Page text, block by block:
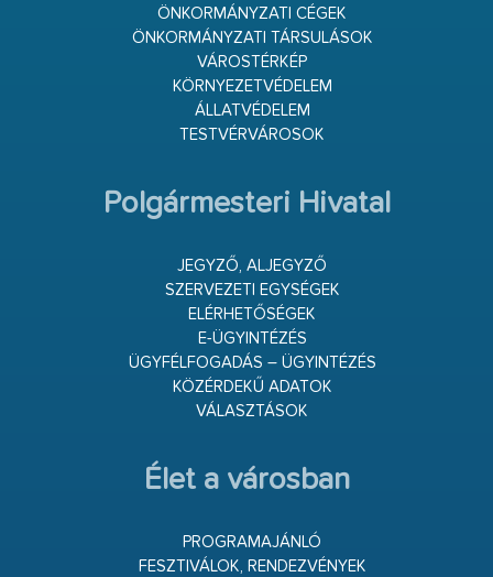
ÖNKORMÁNYZATI CÉGEK
ÖNKORMÁNYZATI TÁRSULÁSOK
VÁROSTÉRKÉP
KÖRNYEZETVÉDELEM
ÁLLATVÉDELEM
TESTVÉRVÁROSOK
Polgármesteri Hivatal
JEGYZŐ, ALJEGYZŐ
SZERVEZETI EGYSÉGEK
ELÉRHETŐSÉGEK
E-ÜGYINTÉZÉS
ÜGYFÉLFOGADÁS – ÜGYINTÉZÉS
KÖZÉRDEKŰ ADATOK
VÁLASZTÁSOK
Élet a városban
PROGRAMAJÁNLÓ
FESZTIVÁLOK, RENDEZVÉNYEK